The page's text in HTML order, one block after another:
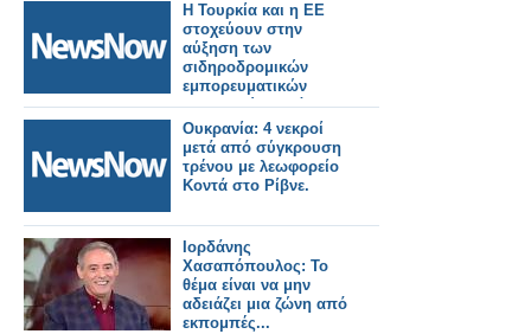
Η Τουρκία και η ΕΕ
στοχεύουν στην
αύξηση των
σιδηροδρομικών
εμπορευματικών
μεταφορών κατά
μήκος του Μεσαίου
Διαδρόμου.
Ουκρανία: 4 νεκροί
μετά από σύγκρουση
τρένου με λεωφορείο
Κοντά στο Ρίβνε.
Ιορδάνης
Χασαπόπουλος: Το
θέμα είναι να μην
αδειάζει μια ζώνη από
εκπομπές...